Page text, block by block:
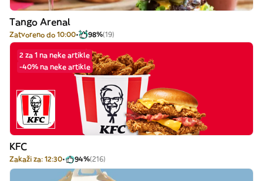
Tango Arenal
Zatvoreno do 10:00 98%(19)
2 za 1 na neke artikle
-40% na neke artikle
KFC
Zakaži za: 12:30 94%(216)